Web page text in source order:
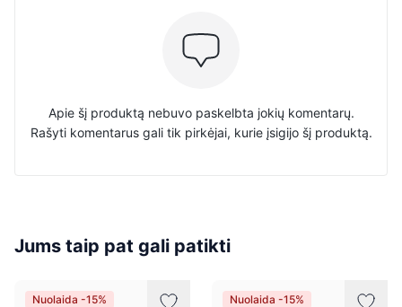
Apie šį produktą nebuvo paskelbta jokių komentarų.
Rašyti komentarus gali tik pirkėjai, kurie įsigijo šį produktą.
Jums taip pat gali patikti
Nuolaida -15% Nuolaida -15%